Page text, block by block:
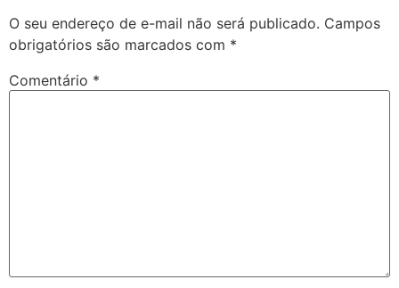
O seu endereço de e-mail não será publicado. Campos
obrigatórios são marcados com *
Comentário *